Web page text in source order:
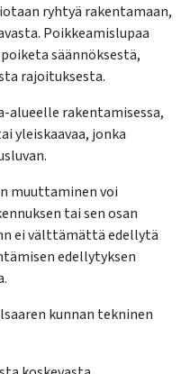
ryhtyä rakentamaan,
Poikkeamislupaa
säännöksestä,
rajoituksesta.
alueelle rakentamisessa,
yleiskaavaa, jonka
muuttaminen voi
tai sen osan
ei välttämättä edellytä
edellytyksen
kunnan tekninen